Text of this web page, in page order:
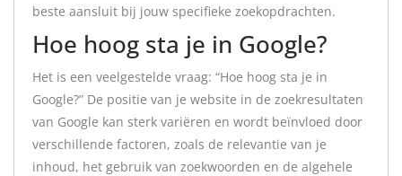
beste aansluit bij jouw specifieke zoekopdrachten.
Hoe hoog sta je in Google?
Het is een veelgestelde vraag: “Hoe hoog sta je in
Google?” De positie van je website in de zoekresultaten
van Google kan sterk variëren en wordt beïnvloed door
verschillende factoren, zoals de relevantie van je
inhoud, het gebruik van zoekwoorden en de algehele